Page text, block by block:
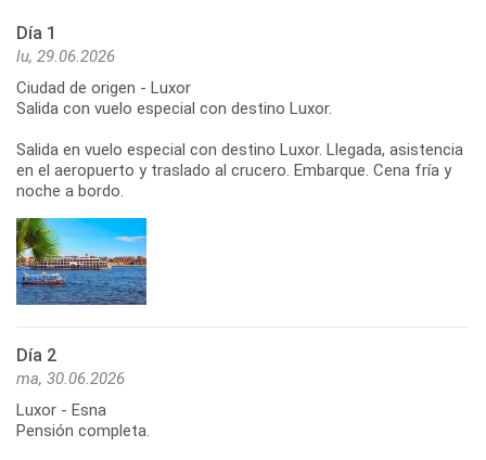
Día 1
lu, 29.06.2026
Ciudad de origen - Luxor
Salida con vuelo especial con destino Luxor.
Salida en vuelo especial con destino Luxor. Llegada, asistencia
en el aeropuerto y traslado al crucero. Embarque. Cena fría y
noche a bordo.
Día 2
ma, 30.06.2026
Luxor - Esna
Pensión completa.